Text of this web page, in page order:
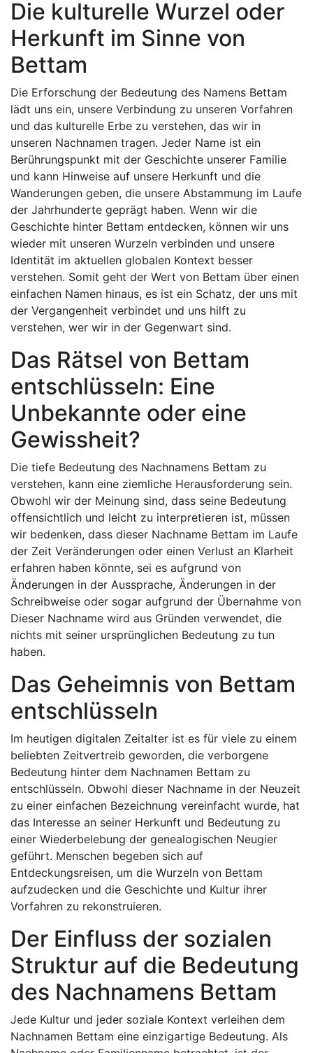
Die kulturelle Wurzel oder
Herkunft im Sinne von
Bettam
Die Erforschung der Bedeutung des Namens Bettam
lädt uns ein, unsere Verbindung zu unseren Vorfahren
und das kulturelle Erbe zu verstehen, das wir in
unseren Nachnamen tragen. Jeder Name ist ein
Berührungspunkt mit der Geschichte unserer Familie
und kann Hinweise auf unsere Herkunft und die
Wanderungen geben, die unsere Abstammung im Laufe
der Jahrhunderte geprägt haben. Wenn wir die
Geschichte hinter Bettam entdecken, können wir uns
wieder mit unseren Wurzeln verbinden und unsere
Identität im aktuellen globalen Kontext besser
verstehen. Somit geht der Wert von Bettam über einen
einfachen Namen hinaus, es ist ein Schatz, der uns mit
der Vergangenheit verbindet und uns hilft zu
verstehen, wer wir in der Gegenwart sind.
Das Rätsel von Bettam
entschlüsseln: Eine
Unbekannte oder eine
Gewissheit?
Die tiefe Bedeutung des Nachnamens Bettam zu
verstehen, kann eine ziemliche Herausforderung sein.
Obwohl wir der Meinung sind, dass seine Bedeutung
offensichtlich und leicht zu interpretieren ist, müssen
wir bedenken, dass dieser Nachname Bettam im Laufe
der Zeit Veränderungen oder einen Verlust an Klarheit
erfahren haben könnte, sei es aufgrund von
Änderungen in der Aussprache, Änderungen in der
Schreibweise oder sogar aufgrund der Übernahme von
Dieser Nachname wird aus Gründen verwendet, die
nichts mit seiner ursprünglichen Bedeutung zu tun
haben.
Das Geheimnis von Bettam
entschlüsseln
Im heutigen digitalen Zeitalter ist es für viele zu einem
beliebten Zeitvertreib geworden, die verborgene
Bedeutung hinter dem Nachnamen Bettam zu
entschlüsseln. Obwohl dieser Nachname in der Neuzeit
zu einer einfachen Bezeichnung vereinfacht wurde, hat
das Interesse an seiner Herkunft und Bedeutung zu
einer Wiederbelebung der genealogischen Neugier
geführt. Menschen begeben sich auf
Entdeckungsreisen, um die Wurzeln von Bettam
aufzudecken und die Geschichte und Kultur ihrer
Vorfahren zu rekonstruieren.
Der Einfluss der sozialen
Struktur auf die Bedeutung
des Nachnamens Bettam
Jede Kultur und jeder soziale Kontext verleihen dem
Nachnamen Bettam eine einzigartige Bedeutung. Als